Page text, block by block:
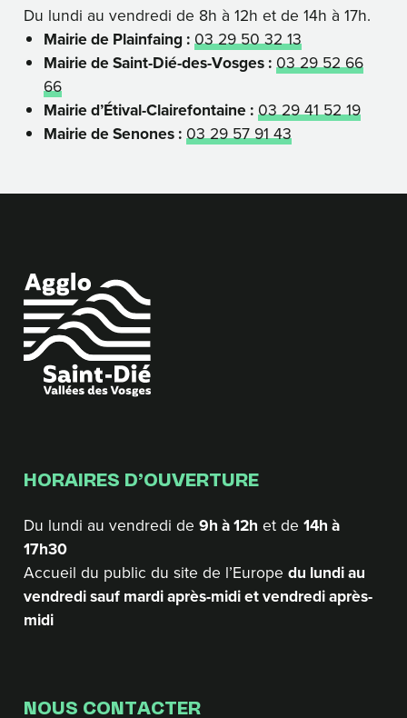
Du lundi au vendredi de 8h à 12h et de 14h à 17h.
Mairie de Plainfaing : 03 29 50 32 13
Mairie de Saint-Dié-des-Vosges : 03 29 52 66
66
Mairie d’Étival-Clairefontaine : 03 29 41 52 19
Mairie de Senones : 03 29 57 91 43
HORAIRES D’OUVERTURE
Du lundi au vendredi de9h à 12h et de14h à
17h30
Accueil du public du site de l’Europedu lundi au
vendredi sauf mardi après-midi et vendredi après-
midi
NOUS CONTACTER